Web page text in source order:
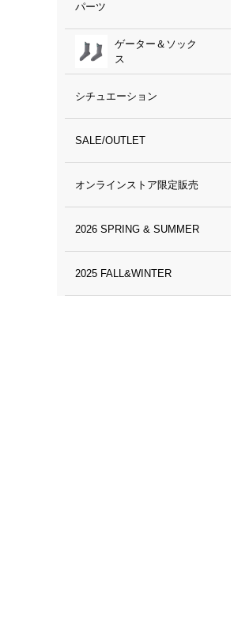
パーツ
ゲーター＆ソック
ス
シチュエーション
SALE/OUTLET
オンラインストア限定販売
2026 SPRING & SUMMER
2025 FALL&WINTER